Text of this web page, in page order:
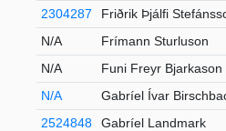
2304287
Friðrik Þjálfi
N/A
Frímann Sturluson
N/A
Funi Freyr Bjarkason
N/A
Gabríel Ívar
2524848
Gabríel Landmark